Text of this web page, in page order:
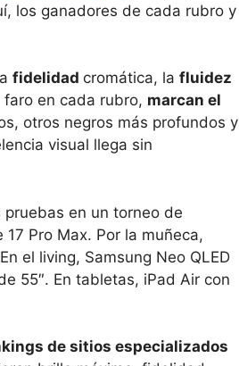
los ganadores de cada rubro y
fidelidad cromática, la fluidez
en cada rubro, marcan el
otros negros más profundos y
visual llega sin
en un torneo de
Pro Max. Por la muñeca,
el living, Samsung Neo QLED
55″. En tabletas, iPad Air con
de sitios especializados